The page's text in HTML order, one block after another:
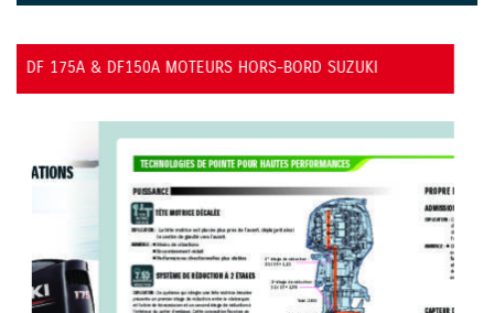
SUZUKI DF350A- MOTEUR-HORS-BORD-SUZUKI-